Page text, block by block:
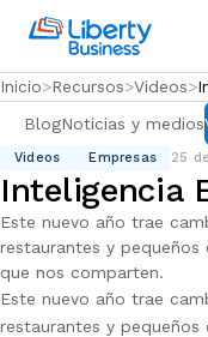
Inicio Recursos Videos
BlogNoticias y medios
Videos Empresas 25
Inteligencia
Este nuevo año trae
restaurantes y pequeños
que nos comparten.
Este nuevo año trae
restaurantes y pequeños